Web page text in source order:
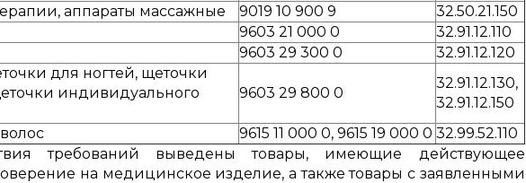
аппараты массажные
9019 10 900 9
32.50.21.150
9603 21 000 0
32.91.12.110
9603 29 300 0
32.91.12.120
для ногтей, щеточки
индивидуального
9603 29 800 0
32.91.12.130,
32.91.12.150
9615 11 000 0, 9615 19 000 0 32.99.52.110
требований выведены товары, имеющие действующее
на медицинское изделие, а также товары с заявленными